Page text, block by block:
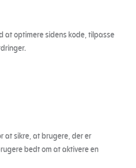
at optimere sidens kode, tilpasse
sikre, at brugere, der er
bedt om at aktivere en